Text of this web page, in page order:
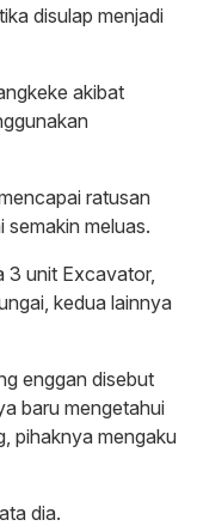
disulap menjadi
akibat
ratusan
semakin meluas.
3 unit Excavator,
kedua lainnya
enggan disebut
baru mengetahui
pihaknya mengaku
dia.